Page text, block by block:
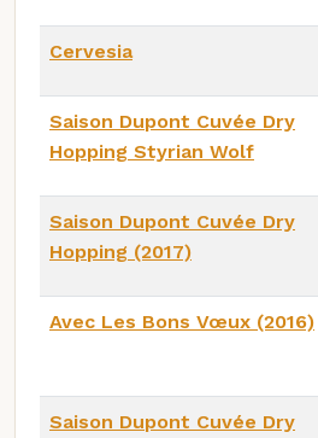
Cervesia
Saison Dupont Cuvée Dry
Hopping Styrian Wolf
Saison Dupont Cuvée Dry
Hopping (2017)
Avec Les Bons Vœux (2016)
Saison Dupont Cuvée Dry